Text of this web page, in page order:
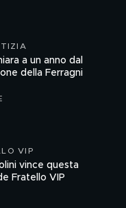
a un anno dal
della Ferragni
VIP
vince questa
Fratello VIP